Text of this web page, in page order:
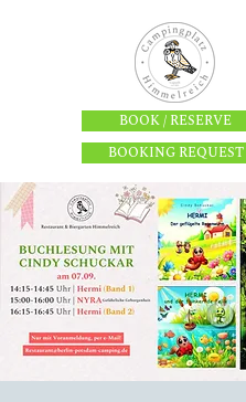
BOOK / RESERVE
BOOKING REQUEST